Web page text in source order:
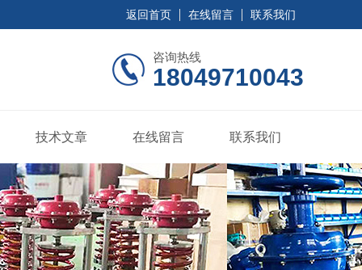
返回首页 在线留言 联系我们
咨询热线
18049710043
技术文章 在线留言 联系我们